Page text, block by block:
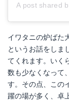
A post shared
イワタニの炉ばた
というお話をしま
てくれます。いく
数も少なくなって
す。その点、この
躍の場が多く、卓